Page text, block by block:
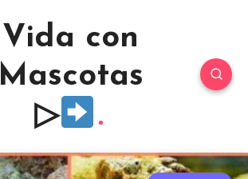
Vida con
Mascotas
▷